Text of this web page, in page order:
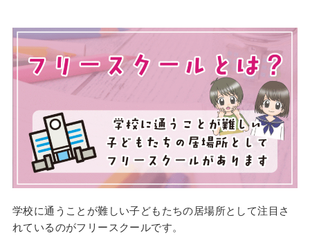
学校に通うことが難しい子どもたちの居場所として注目さ
れているのがフリースクールです。